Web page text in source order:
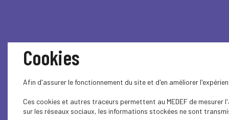
Cookies
Afin d'assurer le fonctionnement du site et d'en améliorer
Ces cookies et autres traceurs permettent au MEDEF de
sur les réseaux sociaux, les informations stockées ne sont